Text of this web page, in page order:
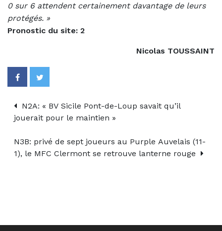
0 sur 6 attendent certainement davantage de leurs
protégés. »
Pronostic du site: 2
Nicolas TOUSSAINT
N2A: « BV Sicile Pont-de-Loup savait qu’il
jouerait pour le maintien »
N3B: privé de sept joueurs au Purple Auvelais (11-
1), le MFC Clermont se retrouve lanterne rouge